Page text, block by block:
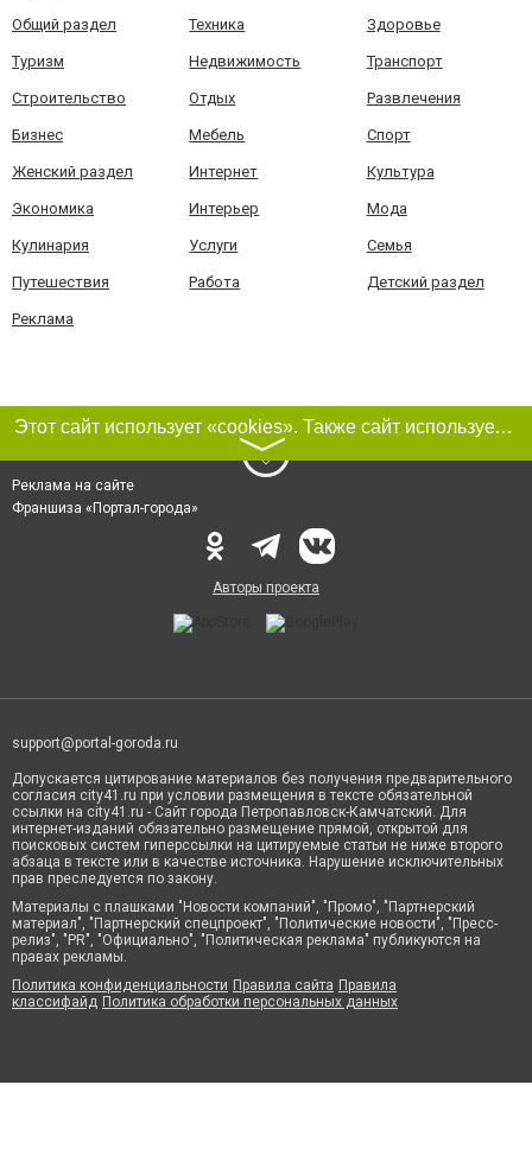
Общий раздел Техника Здоровье
Туризм Недвижимость Транспорт
Строительство Отдых Развлечения
Бизнес Мебель Спорт
Женский раздел Интернет Культура
Экономика Интерьер Мода
Кулинария Услуги Семья
Путешествия Работа Детский раздел
Реклама
Этот сайт использует «cookies». Также сайт использует интернет-сервис для сбора технических данных касательно посетителей с целью получения маркетинговой и статистической информации. Условия обработки данных посетителей сайта см.
〉
Реклама на сайте
Франшиза «Портал-города»
Авторы проекта
support@portal-goroda.ru
Допускается цитирование материалов без получения предварительного
согласия city41.ru при условии размещения в тексте обязательной
ссылки на city41.ru - Сайт города Петропавловск-Камчатский. Для
интернет-изданий обязательно размещение прямой, открытой для
поисковых систем гиперссылки на цитируемые статьи не ниже второго
абзаца в тексте или в качестве источника. Нарушение исключительных
прав преследуется по закону.
Материалы с плашками "Новости компаний", "Промо", "Партнерский
материал", "Партнерский спецпроект", "Политические новости", "Пресс-
релиз", "PR", "Официально", "Политическая реклама" публикуются на
правах рекламы.
Политика конфиденциальности Правила сайта Правила
классифайд Политика обработки персональных данных